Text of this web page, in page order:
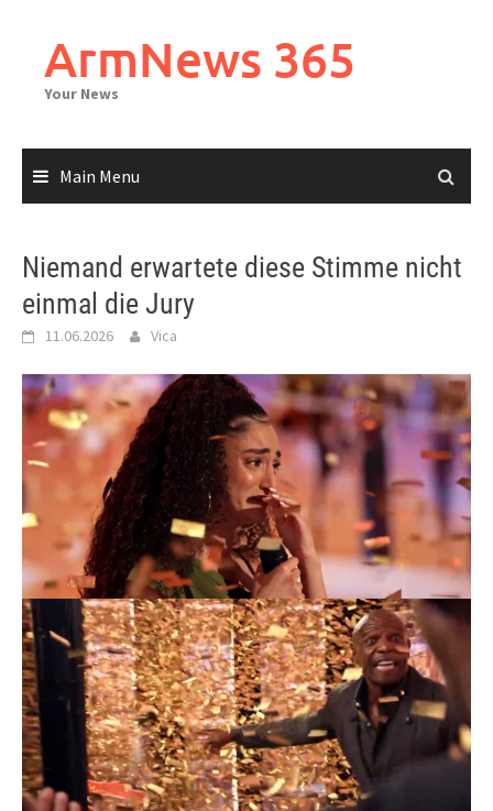
contentArmNews 365
Your News
Main Menu
Niemand erwartete diese Stimme nicht
einmal die Jury
11.06.2026 Vica